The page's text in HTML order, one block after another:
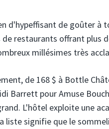
d'hypeffisant de goûter à
restaurants offrant plus
millésimes très
de 168 $ à Bottle
Barrett pour Amuse
L'hôtel exploite une
signifie que le